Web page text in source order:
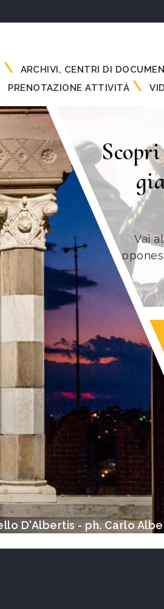
ARCHIVI, CENTRI DI
PRENOTAZIONE ATTIVITÀ
Veduta con la Lanterna
Vai